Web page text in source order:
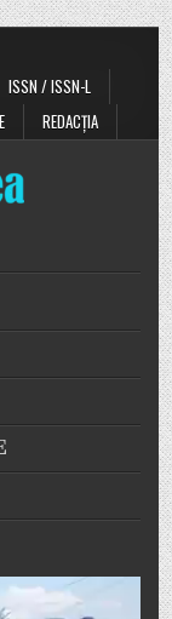
ISSN / ISSN-L
REDACȚIA